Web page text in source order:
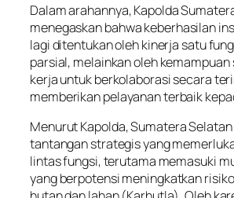
Dalam arahannya, Kapolda
menegaskan bahwa keberhasilan
lagi ditentukan oleh kinerja satu
parsial, melainkan oleh
kerja untuk berkolaborasi secara
memberikan pelayanan terbaik
Menurut Kapolda, Sumatera
tantangan strategis yang
lintas fungsi, terutama memasuki
yang berpotensi meningkatkan